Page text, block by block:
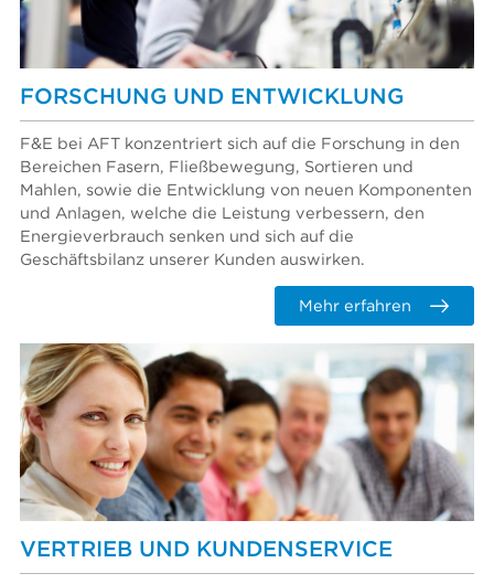
FORSCHUNG UND ENTWICKLUNG
F&E bei AFT konzentriert sich auf die Forschung in den
Bereichen Fasern, Fließbewegung, Sortieren und
Mahlen, sowie die Entwicklung von neuen Komponenten
und Anlagen, welche die Leistung verbessern, den
Energieverbrauch senken und sich auf die
Geschäftsbilanz unserer Kunden auswirken.
Mehr erfahren
VERTRIEB UND KUNDENSERVICE